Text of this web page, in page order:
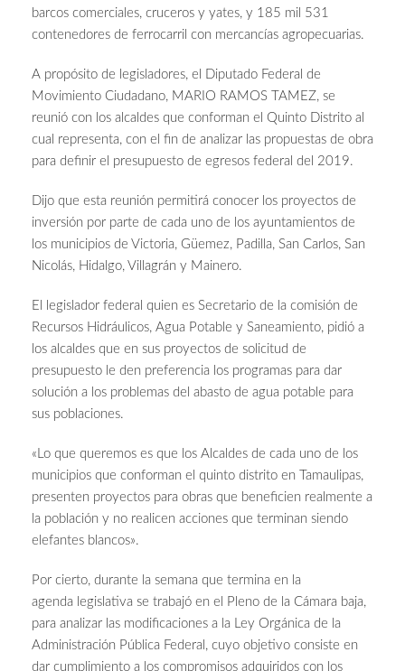
barcos comerciales, cruceros y yates, y 185 mil 531
contenedores de ferrocarril con mercancías agropecuarias.
A propósito de legisladores, el Diputado Federal de
Movimiento Ciudadano, MARIO RAMOS TAMEZ, se
reunió con los alcaldes que conforman el Quinto Distrito al
cual representa, con el fin de analizar las propuestas de obra
para definir el presupuesto de egresos federal del 2019.
Dijo que esta reunión permitirá conocer los proyectos de
inversión por parte de cada uno de los ayuntamientos de
los municipios de Victoria, Güemez, Padilla, San Carlos, San
Nicolás, Hidalgo, Villagrán y Mainero.
El legislador federal quien es Secretario de la comisión de
Recursos Hidráulicos, Agua Potable y Saneamiento, pidió a
los alcaldes que en sus proyectos de solicitud de
presupuesto le den preferencia los programas para dar
solución a los problemas del abasto de agua potable para
sus poblaciones.
«Lo que queremos es que los Alcaldes de cada uno de los
municipios que conforman el quinto distrito en Tamaulipas,
presenten proyectos para obras que beneficien realmente a
la población y no realicen acciones que terminan siendo
elefantes blancos».
Por cierto, durante la semana que termina en la
agenda legislativa se trabajó en el Pleno de la Cámara baja,
para analizar las modificaciones a la Ley Orgánica de la
Administración Pública Federal, cuyo objetivo consiste en
dar cumplimiento a los compromisos adquiridos con los